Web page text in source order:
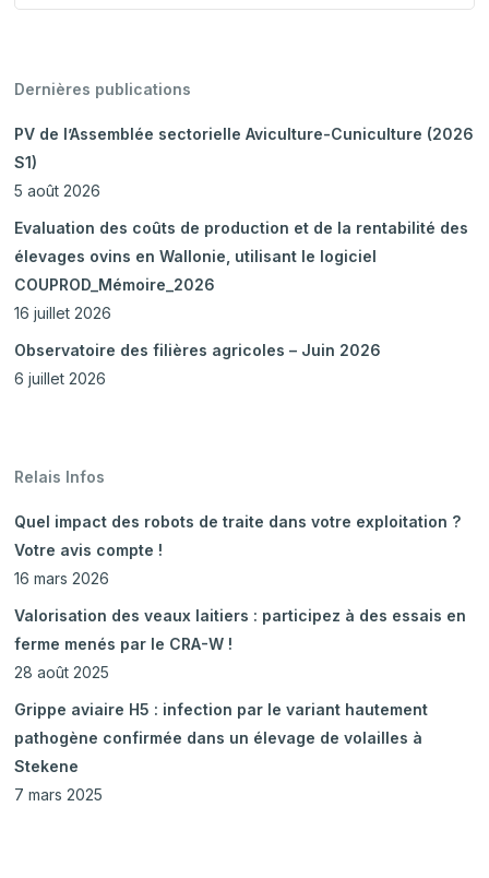
Dernières publications
PV de l’Assemblée sectorielle Aviculture-Cuniculture (2026
S1)
5 août 2026
Evaluation des coûts de production et de la rentabilité des
élevages ovins en Wallonie, utilisant le logiciel
COUPROD_Mémoire_2026
16 juillet 2026
Observatoire des filières agricoles – Juin 2026
6 juillet 2026
Relais Infos
Quel impact des robots de traite dans votre exploitation ?
Votre avis compte !
16 mars 2026
Valorisation des veaux laitiers : participez à des essais en
ferme menés par le CRA-W !
28 août 2025
Grippe aviaire H5 : infection par le variant hautement
pathogène confirmée dans un élevage de volailles à
Stekene
7 mars 2025